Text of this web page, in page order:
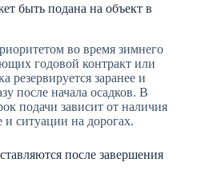
быть подана на объект в
во время зимнего
годовой контракт или
резервируется заранее и
после начала осадков. В
подачи зависит от наличия
ситуации на дорогах.
после завершения